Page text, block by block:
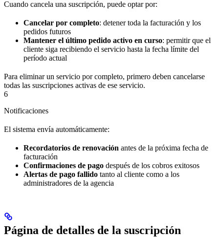
Cuando cancela una suscripción, puede optar por:
Cancelar por completo: detener toda la facturación y los
pedidos futuros
Mantener el último pedido activo en curso: permitir que el
cliente siga recibiendo el servicio hasta la fecha límite del
período actual
Para eliminar un servicio por completo, primero deben cancelarse
todas las suscripciones activas de ese servicio.
6
Notificaciones
El sistema envía automáticamente:
Recordatorios de renovación antes de la próxima fecha de
facturación
Confirmaciones de pago después de los cobros exitosos
Alertas de pago fallido tanto al cliente como a los
administradores de la agencia
Página de detalles de la suscripción